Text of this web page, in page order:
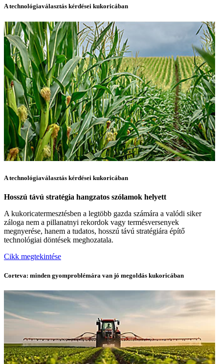
A technológiaválasztás kérdései kukoricában
A technológiaválasztás kérdései kukoricában
Hosszú távú stratégia hangzatos szólamok helyett
A kukoricatermesztésben a legtöbb gazda számára a valódi siker
záloga nem a pillanatnyi rekordok vagy termésversenyek
megnyerése, hanem a tudatos, hosszú távú stratégiára építő
technológiai döntések meghozatala.
Cikk megtekintése
Corteva: minden gyomproblémára van jó megoldás kukoricában